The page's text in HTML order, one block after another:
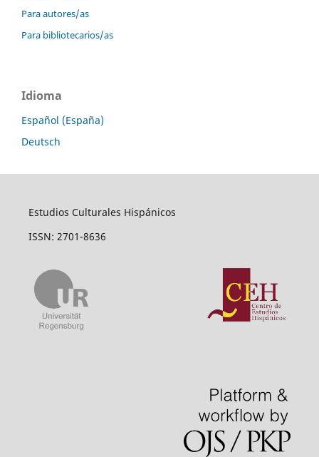
Para autores/as
Para bibliotecarios/as
Idioma
Español (España)
Deutsch
Estudios Culturales Hispánicos
ISSN: 2701-8636